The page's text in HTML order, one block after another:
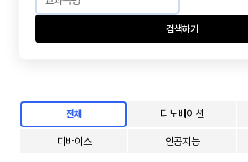
검색하기
전체 디노베이션
디바이스 인공지능